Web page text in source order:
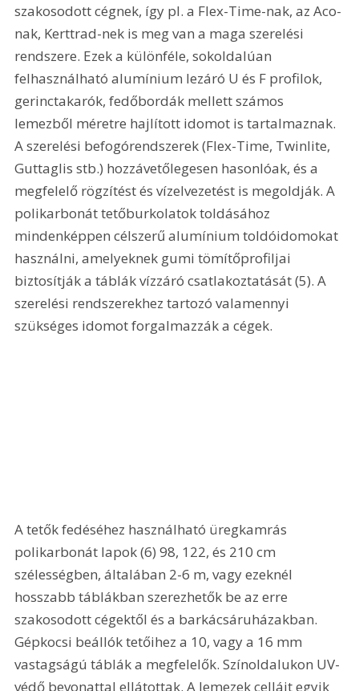
szakosodott cégnek, így pl. a Flex-Time-nak, az Aco-
nak, Kerttrad-nek is meg van a maga szerelési
rendszere. Ezek a különféle, sokoldalúan
felhasználható alumínium lezáró U és F profilok,
gerinctakarók, fedőbordák mellett számos
lemezből méretre hajlított idomot is tartalmaznak.
A szerelési befogórendszerek (Flex-Time, Twinlite,
Guttaglis stb.) hozzávetőlegesen hasonlóak, és a
megfelelő rögzítést és vízelvezetést is megoldják. A
polikarbonát tetőburkolatok toldásához
mindenképpen célszerű alumínium toldóidomokat
használni, amelyeknek gumi tömítőprofiljai
biztosítják a táblák vízzáró csatlakoztatását (5). A
szerelési rendszerekhez tartozó valamennyi
szükséges idomot forgalmazzák a cégek.
A tetők fedéséhez használható üregkamrás
polikarbonát lapok (6) 98, 122, és 210 cm
szélességben, általában 2-6 m, vagy ezeknél
hosszabb táblákban szerezhetők be az erre
szakosodott cégektől és a barkácsáruházakban.
Gépkocsi beállók tetőihez a 10, vagy a 16 mm
vastagságú táblák a megfelelők. Színoldalukon UV-
védő bevonattal ellátottak. A lemezek celláit egyik